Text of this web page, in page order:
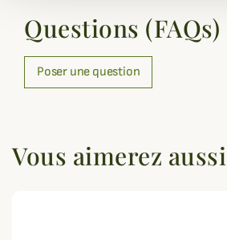
Questions (FAQs)
Poser une question
Vous aimerez aussi